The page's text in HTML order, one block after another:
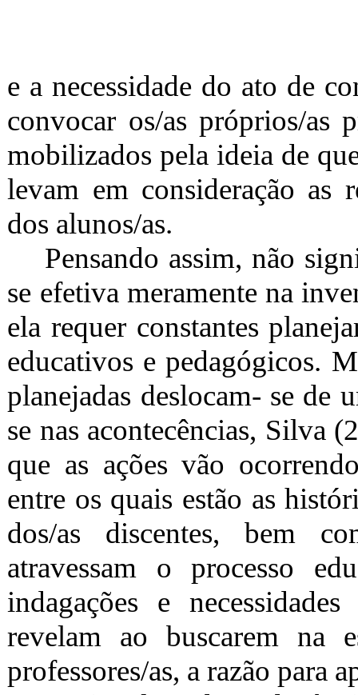
e a necessidade do ato de
convocar os/as próprios/as
mobilizados pela ideia de
levam em consideração as
dos alunos/as.
Pensando assim, não
se efetiva meramente na
ela requer constantes
educativos e pedagógicos.
planejadas deslocam- se de
se nas acontecências, Silva
que as ações vão
entre os quais estão as
dos/as discentes, bem
atravessam o processo
indagações e
revelam ao buscarem na
professores/as, a razão para